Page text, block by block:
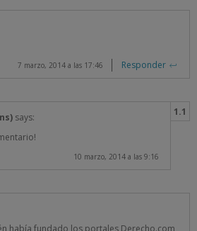
7 marzo, 2014 a las 17:46
Responder
says:
10 marzo, 2014 a las 9:16
había fundado los portales Derecho.com